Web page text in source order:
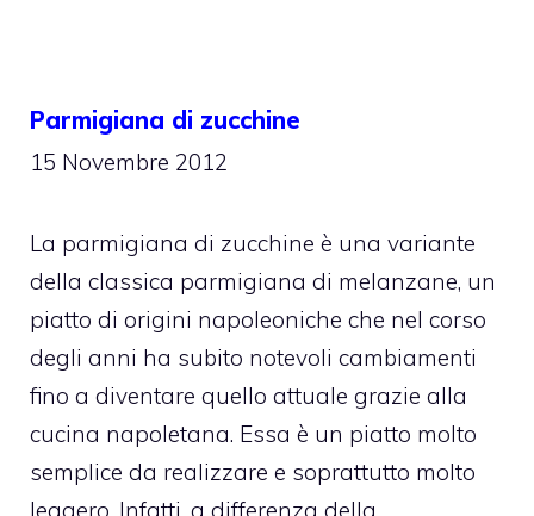
Parmigiana di zucchine
15 Novembre 2012
La parmigiana di zucchine è una variante
della classica parmigiana di melanzane, un
piatto di origini napoleoniche che nel corso
degli anni ha subito notevoli cambiamenti
fino a diventare quello attuale grazie alla
cucina napoletana. Essa è un piatto molto
semplice da realizzare e soprattutto molto